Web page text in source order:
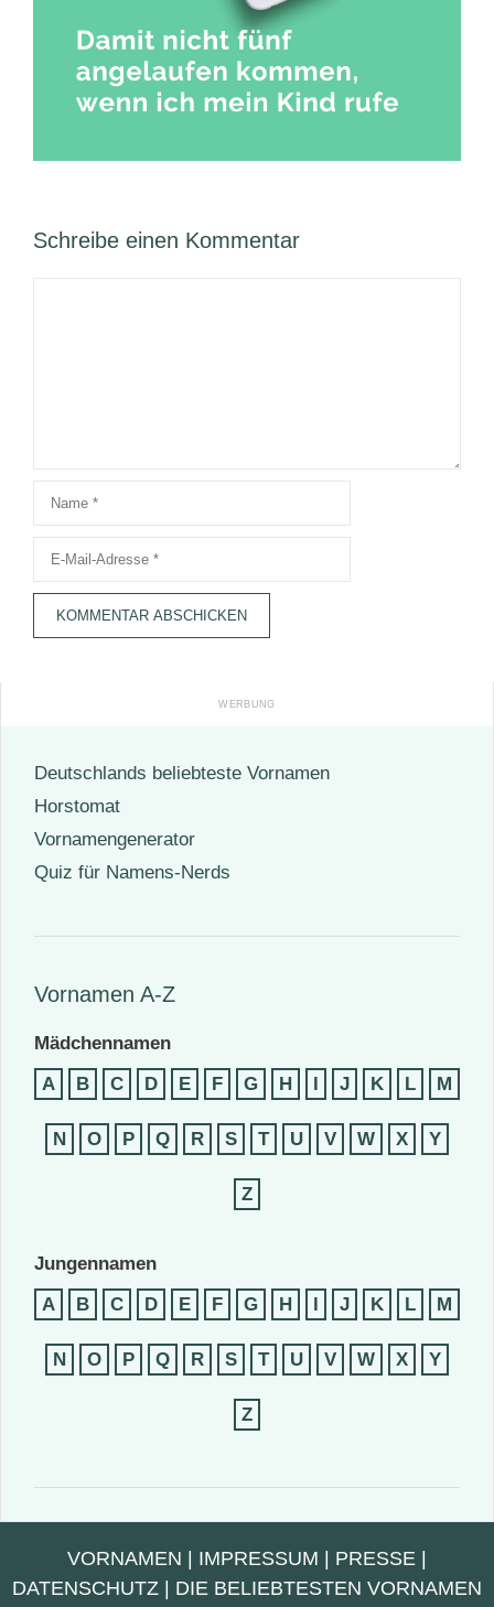
Schreibe einen Kommentar
Name
Deutschlands beliebteste Vornamen
Horstomat
Vornamengenerator
Quiz für Namens-Nerds
Vornamen A-Z
Mädchennamen
A
B C D E F G H I J K L M
N O P Q R S T U V W X Y
Z
Jungennamen
A
B C D E F G H I J K L M
N O P Q R S T U V W X Y
Z
VORNAMEN | IMPRESSUM | PRESSE |
DATENSCHUTZ | DIE BELIEBTESTEN VORNAMEN